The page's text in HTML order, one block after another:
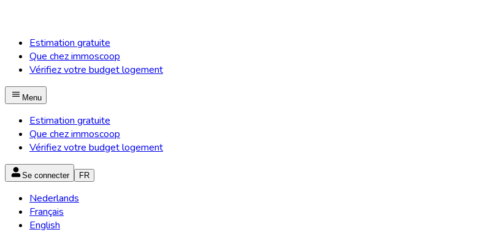
Estimation gratuite
Que chez immoscoop
Vérifiez votre budget logement
Menu
Estimation gratuite
Que chez immoscoop
Vérifiez votre budget logement
Se connecter FR
Nederlands
Français
English